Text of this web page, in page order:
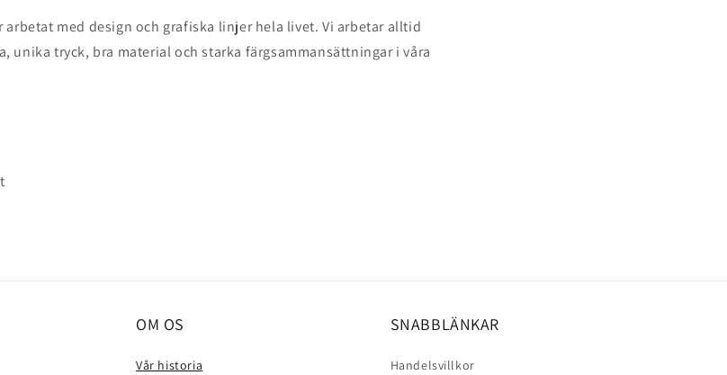
arbetat med design och grafiska linjer hela livet. Vi arbetar alltid
unika tryck, bra material och starka färgsammansättningar i våra
OM OS
Vår historia
SNABBLÄNKAR
Handelsvillkor